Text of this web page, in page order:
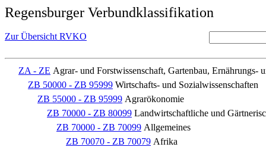
Regensburger Verbundklassifikation
Zur Übersicht RVKO
ZA - ZE Agrar- und Forstwissenschaft, Gartenbau, Ernährungs-
ZB 50000 - ZB 95999 Wirtschafts- und Sozialwissenschaften
ZB 55000 - ZB 95999 Agrarökonomie
ZB 70000 - ZB 80099 Landwirtschaftliche und
ZB 70000 - ZB 70099 Allgemeines
ZB 70070 - ZB 70079 Afrika